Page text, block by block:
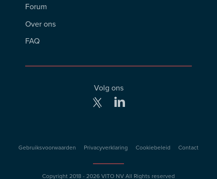
Forum
Over ons
FAQ
Volg ons
Footer
Gebruiksvoorwaarden Privacyverklaring Cookiebeleid Contact
Copyright 2018 - 2026VITO NVAll Rights reserved